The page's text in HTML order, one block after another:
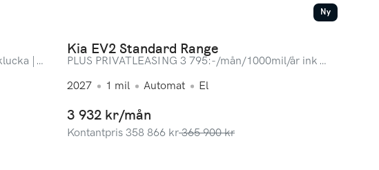
|
Ny
Kia EV2 Standard Range
PLUS PRIVATLEASING 3 795:-/mån/1000mil/år ink
2027
1 mil Automat El
3 932 kr/mån
Kontantpris 358 866 kr 365 900kr